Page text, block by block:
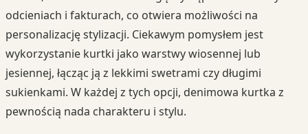
odcieniach i fakturach, co otwiera możliwości na
personalizację stylizacji. Ciekawym pomysłem jest
wykorzystanie kurtki jako warstwy wiosennej lub
jesiennej, łącząc ją z lekkimi swetrami czy długimi
sukienkami. W każdej z tych opcji, denimowa kurtka z
pewnością nada charakteru i stylu.